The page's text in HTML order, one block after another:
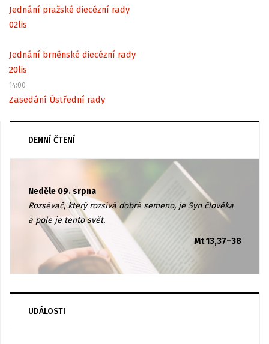
Jednání pražské diecézní rady
02lis
Jednání brněnské diecézní rady
20lis
14:00
Zasedání Ústřední rady
DENNÍ ČTENÍ
Neděle 09. srpna
Rozsévač, který rozsívá dobré semeno, je Syn člověka
a pole je tento svět.
Mt 13,37–38
UDÁLOSTI